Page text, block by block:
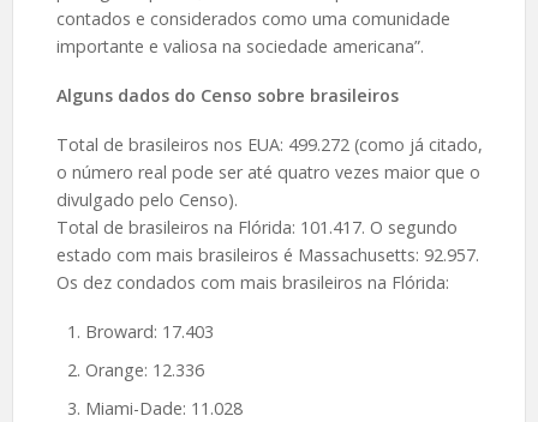
contados e considerados como uma comunidade
importante e valiosa na sociedade americana”.
Alguns dados do Censo sobre brasileiros
Total de brasileiros nos EUA: 499.272 (como já citado,
o número real pode ser até quatro vezes maior que o
divulgado pelo Censo).
Total de brasileiros na Flórida: 101.417. O segundo
estado com mais brasileiros é Massachusetts: 92.957.
Os dez condados com mais brasileiros na Flórida:
Broward: 17.403
Orange: 12.336
Miami-Dade: 11.028